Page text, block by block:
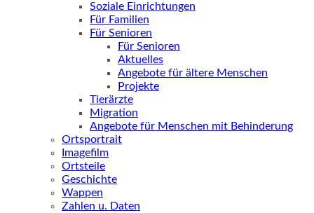
Soziale Einrichtungen
Für Familien
Für Senioren
Für Senioren
Aktuelles
Angebote für ältere Menschen
Projekte
Tierärzte
Migration
Angebote für Menschen mit Behinderung
Ortsportrait
Imagefilm
Ortsteile
Geschichte
Wappen
Zahlen u. Daten